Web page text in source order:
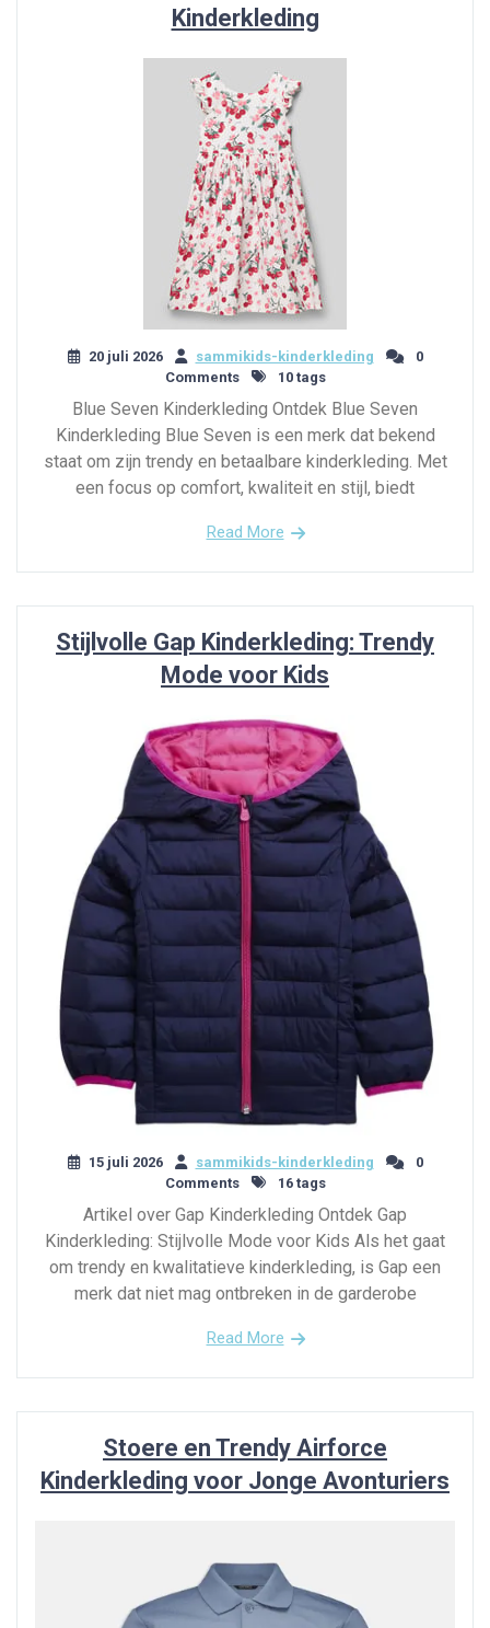
Kinderkleding
20 juli 2026 sammikids-kinderkleding
0
Comments
10 tags
Blue Seven Kinderkleding Ontdek Blue Seven
Kinderkleding Blue Seven is een merk dat bekend
staat om zijn trendy en betaalbare kinderkleding. Met
een focus op comfort, kwaliteit en stijl, biedt
Read More
Stijlvolle Gap Kinderkleding: Trendy
Mode voor Kids
15 juli 2026 sammikids-kinderkleding
0
Comments
16 tags
Artikel over Gap Kinderkleding Ontdek Gap
Kinderkleding: Stijlvolle Mode voor Kids Als het gaat
om trendy en kwalitatieve kinderkleding, is Gap een
merk dat niet mag ontbreken in de garderobe
Read More
Stoere en Trendy Airforce
Kinderkleding voor Jonge Avonturiers